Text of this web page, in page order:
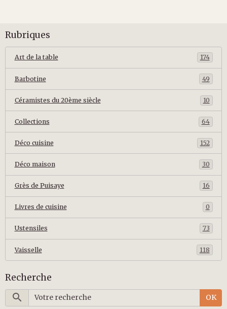
Rubriques
Art de la table 174
Barbotine 49
Céramistes du 20ème siècle 10
Collections 64
Déco cuisine 152
Déco maison 30
Grès de Puisaye 16
Livres de cuisine 0
Ustensiles 73
Vaisselle 118
Recherche
OK